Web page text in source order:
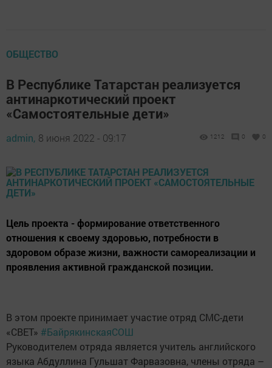
ОБЩЕСТВО
В Республике Татарстан реализуется
антинаркотический проект
«Самостоятельные дети»
admin, 8 июня 2022 - 09:17 1212 0 0
Цель проекта - формирование ответственного
отношения к своему здоровью, потребности в
здоровом образе жизни, важности самореализации и
проявления активной гражданской позиции.
В этом проекте принимает участие отряд СМС-дети
«СВЕТ» #БайрякинскаяСОШ
Руководителем отряда является учитель английского
языка Абдуллина Гульшат Фарвазовна, члены отряда –